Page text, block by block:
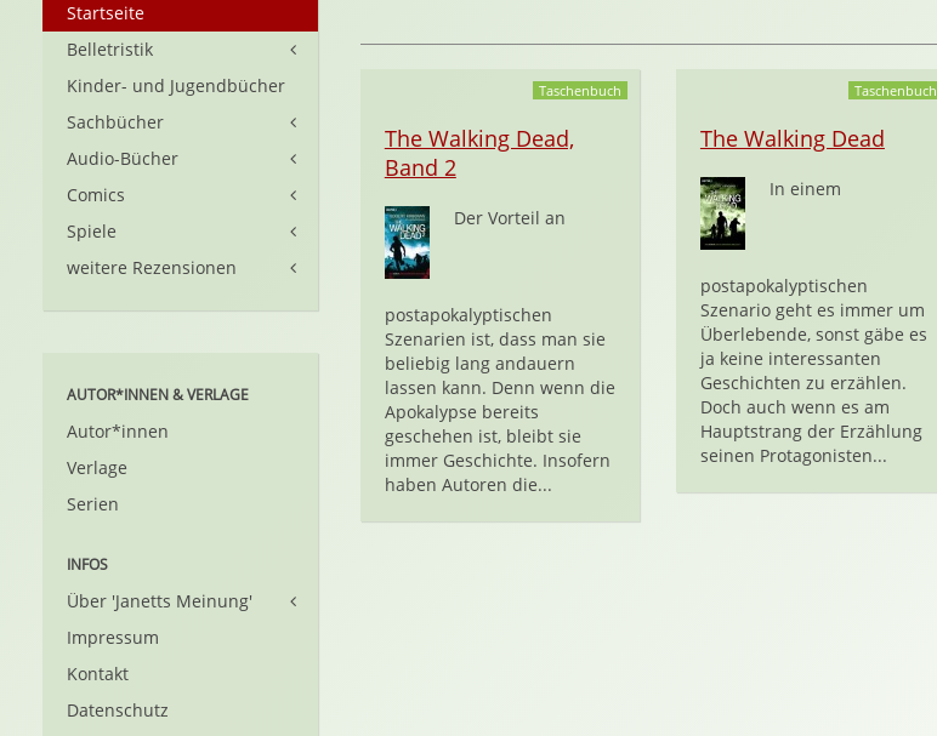
Taschenbuch
The Walking Dead,
Band 2
Der Vorteil an
postapokalyptischen
Szenarien ist, dass man sie
beliebig lang andauern
lassen kann. Denn wenn die
Apokalypse bereits
geschehen ist, bleibt sie
immer Geschichte. Insofern
haben Autoren die...
Taschenbuch
The Walking Dead
In einem
postapokalyptischen
Szenario geht es immer um
Überlebende, sonst gäbe es
ja keine interessanten
Geschichten zu erzählen.
Doch auch wenn es am
Hauptstrang der Erzählung
seinen Protagonisten...
Startseite
Belletristik
Kinder- und Jugendbücher
Sachbücher
Audio-Bücher
Comics
Spiele
weitere Rezensionen
AUTOR*INNEN & VERLAGE
Autor*innen
Verlage
Serien
INFOS
Über 'Janetts Meinung'
Impressum
Kontakt
Datenschutz